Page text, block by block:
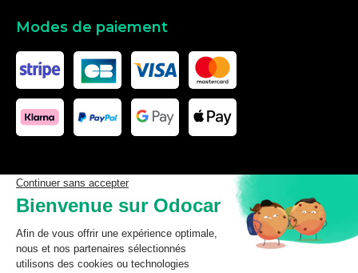
Modes de paiement
Les données affichées ici, particulièrement la base de donnée
complète, ne doivent pas être copiées. Il est interdit d’exploiter les
données ou la base de données complète, de laisser un tiers les
exploiter, ni de les rendre accessible à un tiers, sans accord
préalable de TecDoc. Toute infraction constitue une violation des
droits d’auteur et fera l’objet de poursuites.